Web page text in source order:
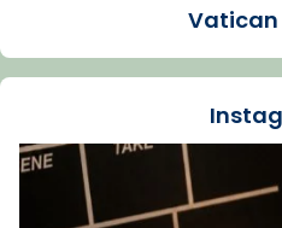
La Carmina va patir
dos mesos, a l'Estadi
Recupera l'entrevista
tican News 👇
Vatican